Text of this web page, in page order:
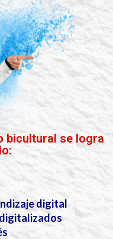
bicultural se logra
digital